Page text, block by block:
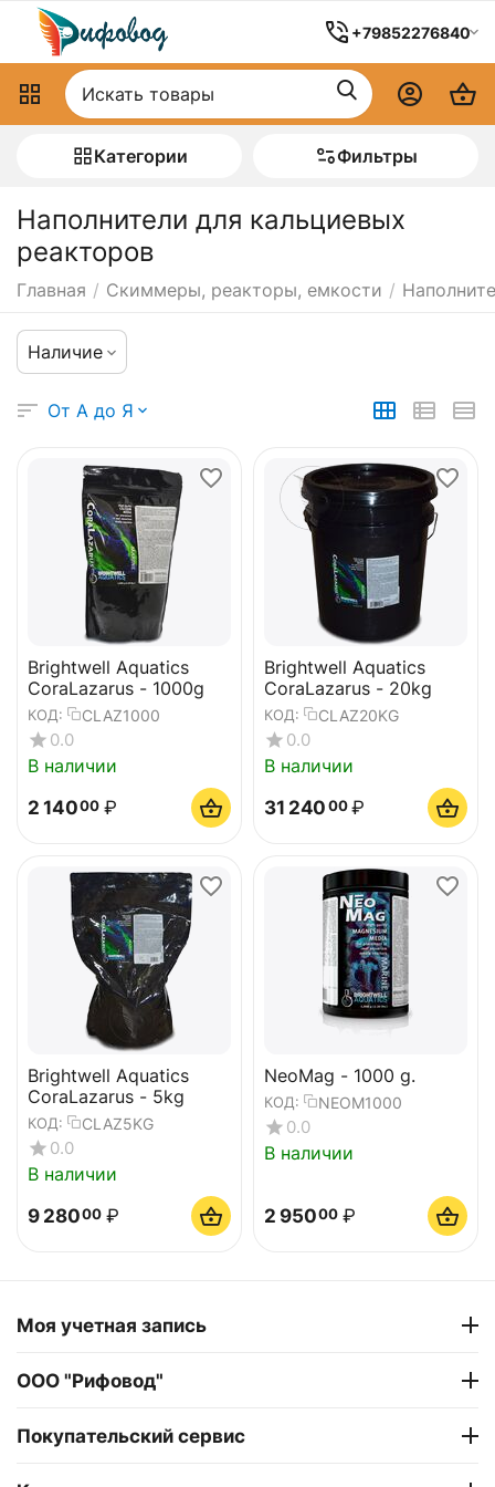
+79852276840
Категории Фильтры
Наполнители для кальциевых
реакторов
Главная / Скиммеры, реакторы, емкости /
Наличие
От А до Я
Brightwell Aquatics
CoraLazarus - 1000g
КОД: CLAZ1000
0.0
В наличии
2 14000 ₽
Brightwell Aquatics
CoraLazarus - 20kg
КОД: CLAZ20KG
0.0
В наличии
31 240 00 ₽
Brightwell Aquatics
CoraLazarus - 5kg
КОД: CLAZ5KG
0.0
В наличии
9 28000 ₽
NeoMag - 1000 g.
КОД: NEOM1000
0.0
В наличии
2 95000 ₽
Моя учетная запись
ООО "Рифовод"
Покупательский сервис